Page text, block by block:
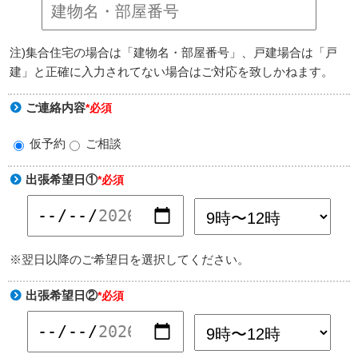
注)集合住宅の場合は「建物名・部屋番号」、戸建場合は「戸
建」と正確に入力されてない場合はご対応を致しかねます。
ご連絡内容*必須
仮予約 ご相談
出張希望日①*必須
※翌日以降のご希望日を選択してください。
出張希望日②*必須